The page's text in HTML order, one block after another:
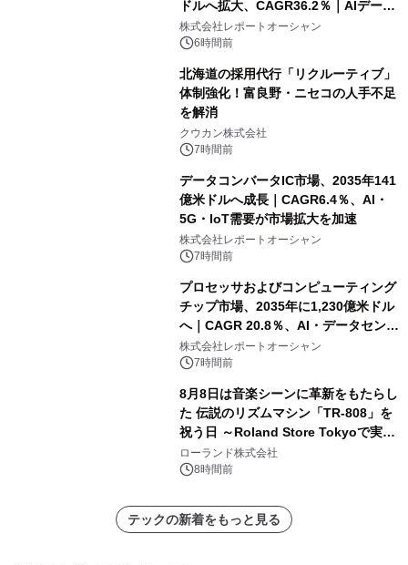
ドルへ拡大、CAGR36.2％｜AIデータ
センター・高速光通信需要が成長を加
速
株式会社レポートオーシャン
6時間前
北海道の採用代行「リクルーティブ」
体制強化！富良野・ニセコの人手不足
を解消
クウカン株式会社
7時間前
データコンバータIC市場、2035年141
億米ドルへ成長｜CAGR6.4％、AI・
5G・IoT需要が市場拡大を加速
株式会社レポートオーシャン
7時間前
プロセッサおよびコンピューティング
チップ市場、2035年に1,230億米ドル
へ｜CAGR 20.8％、AI・データセンタ
ー需要が成長を牽引
株式会社レポートオーシャン
7時間前
8月8日は音楽シーンに革新をもたらし
た 伝説のリズムマシン「TR-808」を
祝う日 ～Roland Store Tokyoで実機
を展示しての 記念キャンペーンを開
催 英国ラジオ「NTS」の 特別プログ
アーティストを フィーチャーしたアニ
メーションを公開～
ローランド株式会社
8時間前
テックの新着をもっと見る